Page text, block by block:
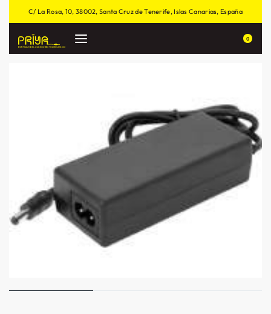
C/ La Rosa, 10, 38002, Santa Cruz de Tenerife, Islas Canarias, España
0